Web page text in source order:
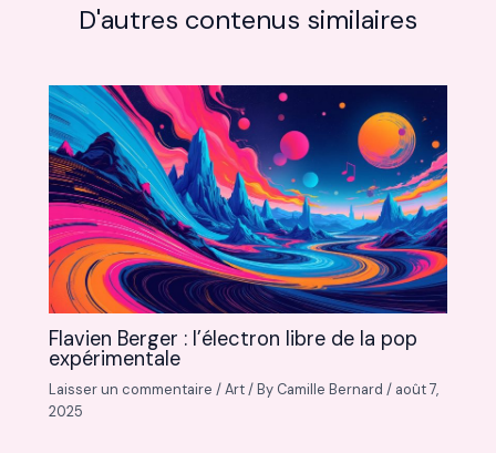
D'autres contenus similaires
Flavien Berger : l’électron libre de la pop
expérimentale
Laisser un commentaire /Art/ By Camille Bernard/ août 7,
2025